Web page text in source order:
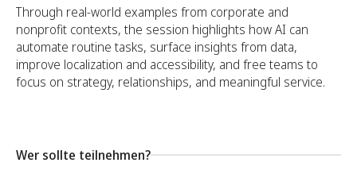
Through real-world examples from corporate and
nonprofit contexts, the session highlights how AI can
automate routine tasks, surface insights from data,
improve localization and accessibility, and free teams to
focus on strategy, relationships, and meaningful service.
Wer sollte teilnehmen?